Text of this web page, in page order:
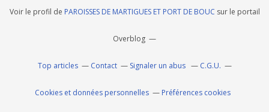
Voir le profil de PAROISSES DE MARTIGUES ET PORT DE BOUC sur le portail
Overblog
Top articles Contact Signaler un abus C.G.U.
Cookies et données personnelles Préférences cookies